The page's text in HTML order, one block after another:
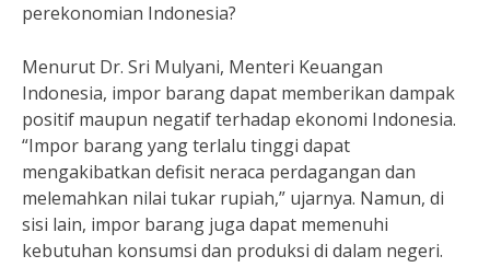
perekonomian Indonesia?
Menurut Dr. Sri Mulyani, Menteri Keuangan
Indonesia, impor barang dapat memberikan dampak
positif maupun negatif terhadap ekonomi Indonesia.
“Impor barang yang terlalu tinggi dapat
mengakibatkan defisit neraca perdagangan dan
melemahkan nilai tukar rupiah,” ujarnya. Namun, di
sisi lain, impor barang juga dapat memenuhi
kebutuhan konsumsi dan produksi di dalam negeri.